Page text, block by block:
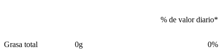
% de valor diario*
Grasa total
0g
0%